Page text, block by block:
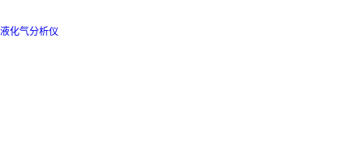
液化气分析仪